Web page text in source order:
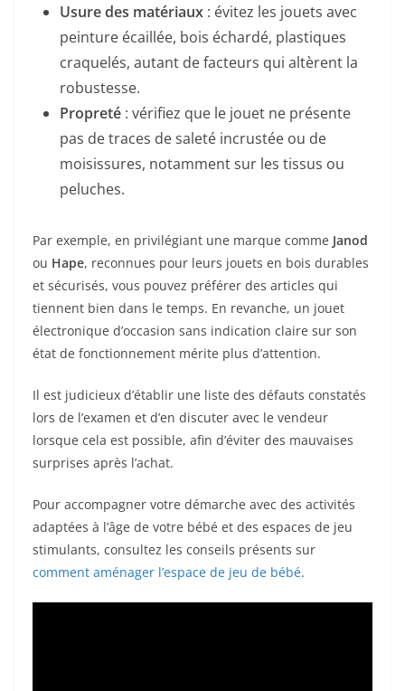
Usure des matériaux : évitez les jouets avec
peinture écaillée, bois échardé, plastiques
craquelés, autant de facteurs qui altèrent la
robustesse.
Propreté : vérifiez que le jouet ne présente
pas de traces de saleté incrustée ou de
moisissures, notamment sur les tissus ou
peluches.
Par exemple, en privilégiant une marque comme Janod
ou Hape, reconnues pour leurs jouets en bois durables
et sécurisés, vous pouvez préférer des articles qui
tiennent bien dans le temps. En revanche, un jouet
électronique d’occasion sans indication claire sur son
état de fonctionnement mérite plus d’attention.
Il est judicieux d’établir une liste des défauts constatés
lors de l’examen et d’en discuter avec le vendeur
lorsque cela est possible, afin d’éviter des mauvaises
surprises après l’achat.
Pour accompagner votre démarche avec des activités
adaptées à l’âge de votre bébé et des espaces de jeu
stimulants, consultez les conseils présents sur
comment aménager l’espace de jeu de bébé.